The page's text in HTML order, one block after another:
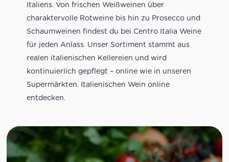
Italiens. Von frischen Weißweinen über
charaktervolle Rotweine bis hin zu Prosecco und
Schaumweinen findest du bei Centro Italia Weine
für jeden Anlass. Unser Sortiment stammt aus
realen italienischen Kellereien und wird
kontinuierlich gepflegt – online wie in unseren
Supermärkten. Italienischen Wein online
entdecken.